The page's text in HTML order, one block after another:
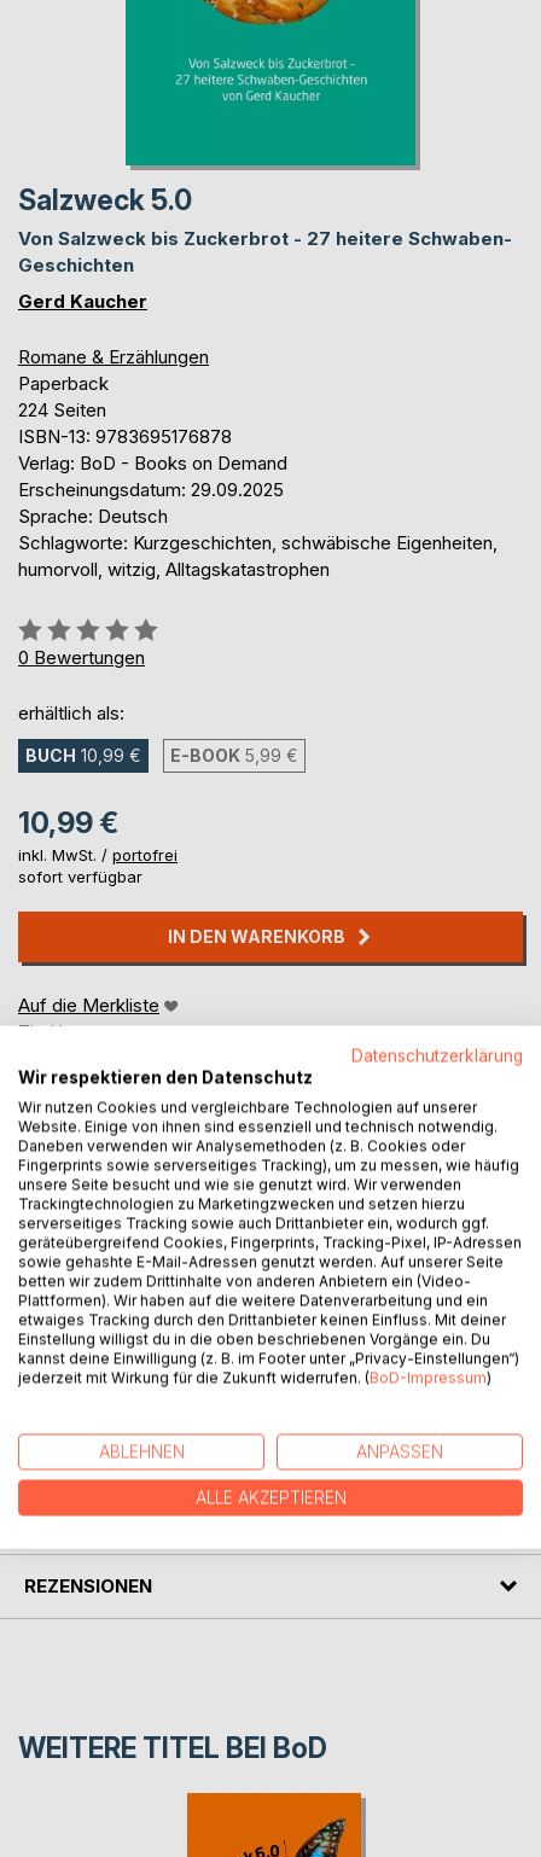
Salzweck 5.0
Von Salzweck bis Zuckerbrot - 27 heitere Schwaben-
Geschichten
Gerd Kaucher
Romane & Erzählungen
Paperback
224 Seiten
ISBN-13: 9783695176878
Verlag: BoD - Books on Demand
Erscheinungsdatum: 29.09.2025
Sprache: Deutsch
Schlagworte: Kurzgeschichten, schwäbische Eigenheiten,
humorvoll, witzig, Alltagskatastrophen
Bewertung::
0%
0 Bewertungen
erhältlich als:
BUCH 10,99 € E-BOOK 5,99 €
10,99 €
inkl. MwSt. / portofrei
sofort verfügbar
IN DEN WARENKORB
Auf die Merkliste
Titel bewerten
BESCHREIBUNG
Humorvoll, frech und teils mit Tiefgang:
27 Geschichten aus dem Schwobeländle über skurrile,
peinliche und eigensinnige Schofseggl, Grasdackel und
andere Menschen im täglichen Mit- und Gegeneinander,
vom vorletzten Jahrhundert bis heute.
AUTOR/IN
PRESSESTIMMEN
REZENSIONEN
WEITERE TITEL BEI BoD
Datenschutzerklärung
Wir respektieren den Datenschutz
Wir nutzen Cookies und vergleichbare Technologien auf unserer
Website. Einige von ihnen sind essenziell und technisch notwendig.
Daneben verwenden wir Analysemethoden (z. B. Cookies oder
Fingerprints sowie serverseitiges Tracking), um zu messen, wie häufig
unsere Seite besucht und wie sie genutzt wird. Wir verwenden
Trackingtechnologien zu Marketingzwecken und setzen hierzu
serverseitiges Tracking sowie auch Drittanbieter ein, wodurch ggf.
geräteübergreifend Cookies, Fingerprints, Tracking-Pixel, IP-Adressen
sowie gehashte E-Mail-Adressen genutzt werden. Auf unserer Seite
betten wir zudem Drittinhalte von anderen Anbietern ein (Video-
Plattformen). Wir haben auf die weitere Datenverarbeitung und ein
etwaiges Tracking durch den Drittanbieter keinen Einfluss. Mit deiner
Einstellung willigst du in die oben beschriebenen Vorgänge ein. Du
kannst deine Einwilligung (z. B. im Footer unter „Privacy-Einstellungen“)
jederzeit mit Wirkung für die Zukunft widerrufen. (BoD-Impressum)
ABLEHNEN ANPASSEN
ALLE AKZEPTIEREN